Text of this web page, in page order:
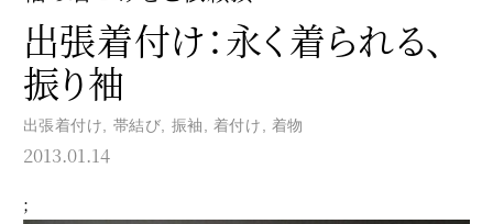
出張着付け：永く着られる、
振り袖
出張着付け 帯結び 振袖 着付け 着物
2013.01.14
;